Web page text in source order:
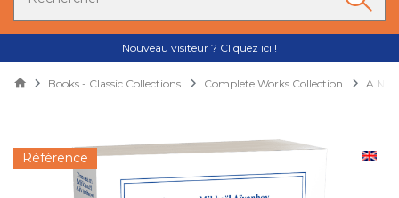
Nouveau visiteur ? Cliquez ici !
Books - Classic Collections Complete Works Collection A
Référence